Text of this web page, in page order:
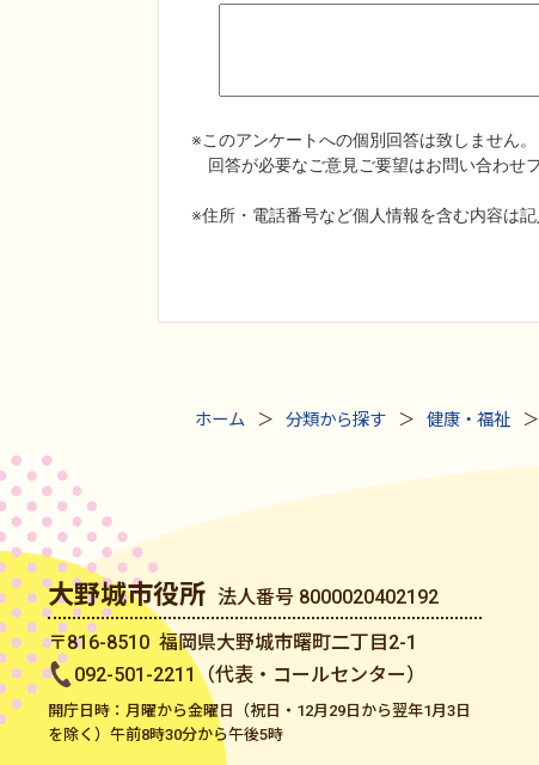
ホーム 分類から探す 健康・福祉
大野城市役所
法人番号 8000020402192
〒816-8510 福岡県大野城市曙町二丁目2-1
092-501-2211（代表・コールセンター）
開庁日時：月曜から金曜日（祝日・12月29日から翌年1月3日
を除く）午前8時30分から午後5時